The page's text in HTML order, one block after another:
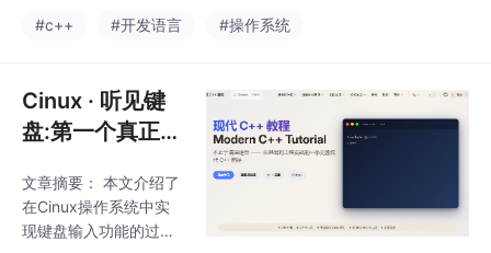
理(PMM)的核心实现，
收。主要内容包括： 内
存映射解析：通过BIOS
E820获取内存布局，过
1），丢弃1MB以下内
存，并确保4KB对齐。
bitmap设计：每个bit对
#c++ #开发语言 #操作系统
Cinux · 听见键
盘:第一个真正的
1
文章摘要： 本文介绍了
在Cinux操作系统中实
现键盘输入功能的过